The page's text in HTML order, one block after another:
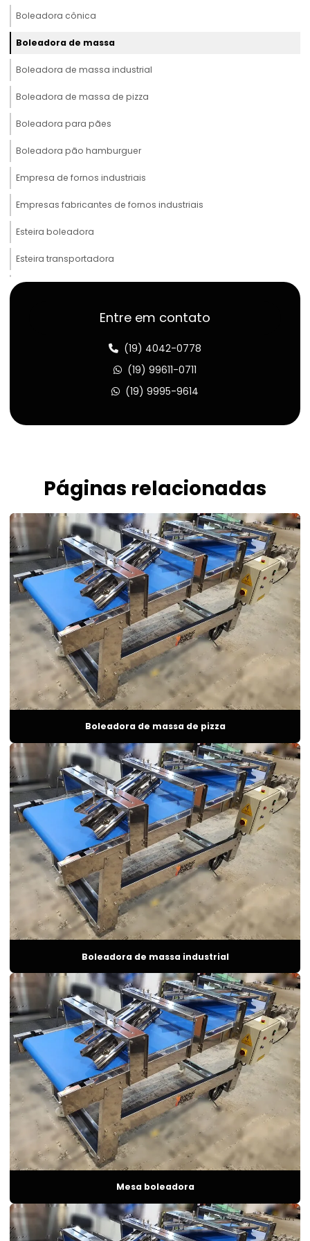
Boleadora cônica
Boleadora de massa
Boleadora de massa industrial
Boleadora de massa de pizza
Boleadora para pães
Boleadora pão hamburguer
Empresa de fornos industriais
Empresas fabricantes de fornos industriais
Esteira boleadora
Esteira transportadora
Esteira transportadora alimentícia
Esteira transportadora de alimentos
Fábrica de fornos industriais
Fábricação de fornos industriais
Forno para assar biscoito
Forno para assar biscoito de polvilho
Forno para assar bolachas
Forno para assar bolo industrial
Forno para assar bolo industrial preço
Forno para assar pão
Forno de assar pão francês elétrico
Forno para assar pão a gás
Forno para assar pão a lenha
Forno para assar pão profissional
Forno para assar salgados
Forno para biscoito de polvilho
Forno para bolachas
Forno para bolo
Forno para bolo industrial
Forno para bolo profissional
Forno para brioches bar
Forno brutus
Forno ciclo térmico
Forno contínuo
Forno contínuo para biscoitos
Forno contínuo industrial
Forno para cookies
Forno para desidratar
Forno a diesel
Forno a diesel para padaria
Entre em contato
(19) 4042-0778
(19) 99611-0711
(19) 9995-9614
Páginas relacionadas
Boleadora de massa de pizza
Boleadora de massa industrial
Mesa boleadora